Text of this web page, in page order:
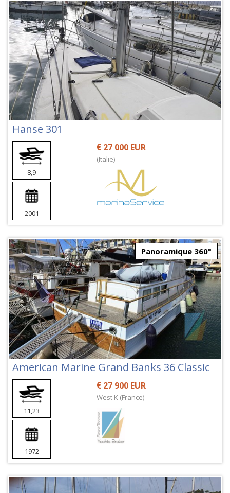
Hanse 301
8,9
2001
27 000 EUR
(Italie)
Panoramique 360°
American Marine Grand Banks 36 Classic
11,23
1972
27 900 EUR
West K (France)